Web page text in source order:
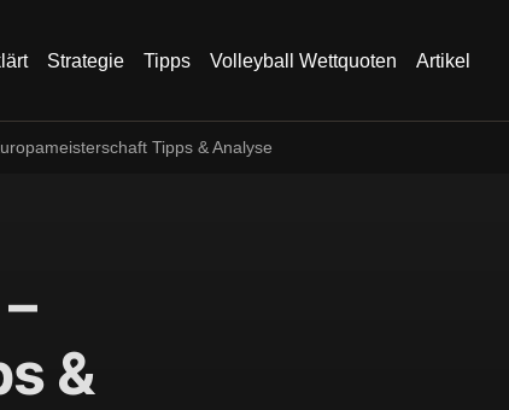
Strategie Tipps Volleyball Wettquoten Artikel
Tipps & Analyse
&